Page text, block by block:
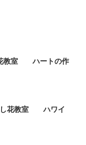
花教室 ハートの作
し花教室 ハワイ